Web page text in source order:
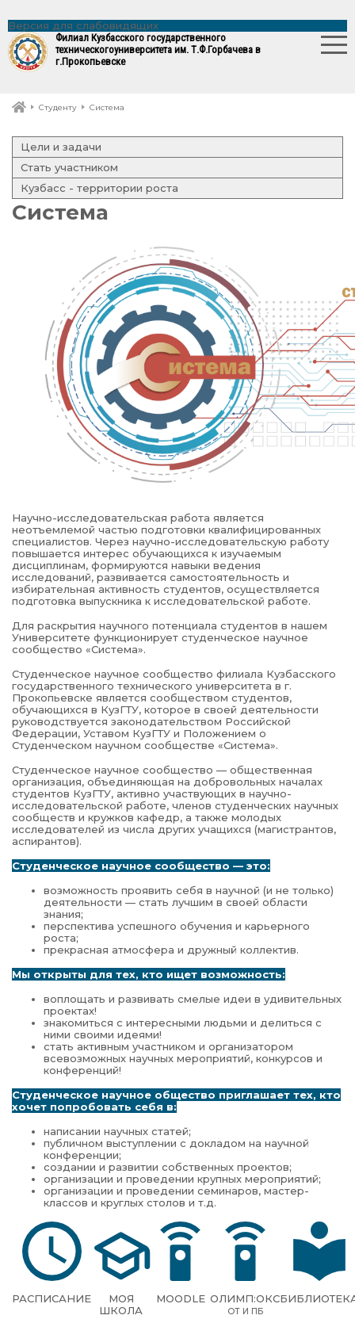
Версия для слабовидящих
Филиал Кузбасского государственного
техническогоуниверситета им. Т.Ф.Горбачева в
г.Прокопьевске
Студенту Система
Цели и задачи
Стать участником
Кузбасс - территории роста
Система
Научно-исследовательская работа является
неотъемлемой частью подготовки квалифицированных
специалистов. Через научно-исследовательскую работу
повышается интерес обучающихся к изучаемым
дисциплинам, формируются навыки ведения
исследований, развивается самостоятельность и
избирательная активность студентов, осуществляется
подготовка выпускника к исследовательской работе.
Для раскрытия научного потенциала студентов в нашем
Университете функционирует студенческое научное
сообщество «Система».
Студенческое научное сообщество филиала Кузбасского
государственного технического университета в г.
Прокопьевске является сообществом студентов,
обучающихся в КузГТУ, которое в своей деятельности
руководствуется законодательством Российской
Федерации, Уставом КузГТУ и Положением о
Студенческом научном сообществе «Система».
Студенческое научное сообщество — общественная
организация, объединяющая на добровольных началах
студентов КузГТУ, активно участвующих в научно-
исследовательской работе, членов студенческих научных
сообществ и кружков кафедр, а также молодых
исследователей из числа других учащихся (магистрантов,
аспирантов).
Студенческое научное сообщество — это:
возможность проявить себя в научной (и не только)
деятельности — стать лучшим в своей области
знания;
перспектива успешного обучения и карьерного
роста;
прекрасная атмосфера и дружный коллектив.
Мы открыты для тех, кто ищет возможность:
воплощать и развивать смелые идеи в удивительных
проектах!
знакомиться с интересными людьми и делиться с
ними своими идеями!
стать активным участником и организатором
всевозможных научных мероприятий, конкурсов и
конференций!
Студенческое научное общество приглашает тех, кто
хочет попробовать себя в:
написании научных статей;
публичном выступлении с докладом на научной
конференции;
создании и развитии собственных проектов;
организации и проведении крупных мероприятий;
организации и проведении семинаров, мастер-
классов и круглых столов и т.д.
РАСПИСАНИЕ
МОЯ
ШКОЛА
MOODLE ОЛИМП:ОКС
ОТ И ПБ